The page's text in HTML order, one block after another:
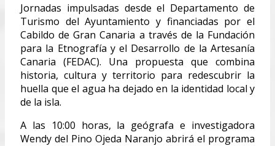
Jornadas impulsadas desde el Departamento de
Turismo del Ayuntamiento y financiadas por el
Cabildo de Gran Canaria a través de la Fundación
para la Etnografía y el Desarrollo de la Artesanía
Canaria (FEDAC). Una propuesta que combina
historia, cultura y territorio para redescubrir la
huella que el agua ha dejado en la identidad local y
de la isla.
A las 10:00 horas, la geógrafa e investigadora
Wendy del Pino Ojeda Naranjo abrirá el programa